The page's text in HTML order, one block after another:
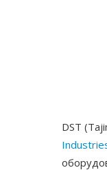
DST